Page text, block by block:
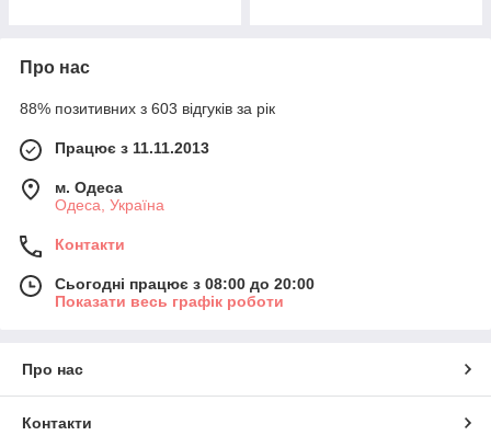
Про нас
88% позитивних з 603 відгуків за рік
Працює з 11.11.2013
м. Одеса
Одеса, Україна
Контакти
Сьогодні працює з 08:00 до 20:00
Показати весь графік роботи
Про нас
Контакти